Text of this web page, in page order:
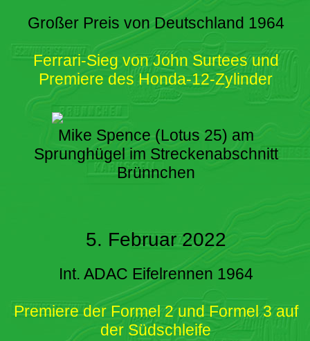
Großer Preis von Deutschland 1964
Ferrari-Sieg von John Surtees und
Premiere des Honda-12-Zylinder
Mike Spence (Lotus 25) am
Sprunghügel im Streckenabschnitt
Brünnchen
5. Februar 2022
Int. ADAC Eifelrennen 1964
Premiere der Formel 2 und Formel 3 auf
der Südschleife